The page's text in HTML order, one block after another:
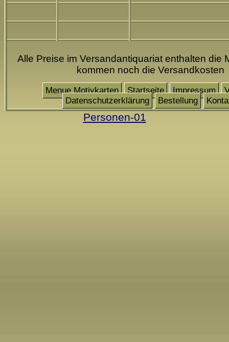
Alle Preise im Versandantiquariat enthalten die
kommen noch die Versandkosten
Menue Motivkarten Startseite Impressum
Datenschutzerklärung
Bestellung
Personen-01